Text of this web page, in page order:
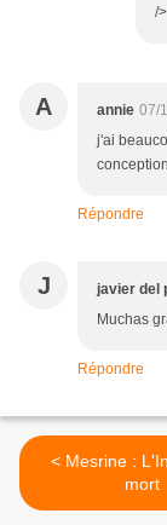
/
A annie 07/
j'ai
conception
Répondre
J javier del
Muchas
Répondre
< Mesrine : L'Instinct de
mort